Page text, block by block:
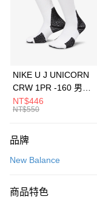
合作金庫商業銀行
華南商業銀行
上海商業儲蓄銀行
元大商業銀行
台灣樂天信用卡公司
Apple Pay
全盈+PAY
AFTEE先享後付
【關於「AFTEE先享後付
便利好安心！
３．安心：先確認商品／
運送方式
每筆NT$100，滿
NIKE U J UNICORN
CRW 1PR -160 男女
中統襪 FZ3393100
NT$446
NT$550
品牌
New Balance
商品特色